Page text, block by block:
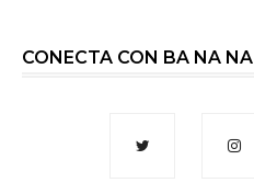
CONECTA CON BA NA NA